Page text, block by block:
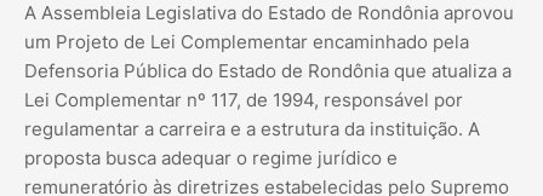
A Assembleia Legislativa do Estado de Rondônia aprovou
um Projeto de Lei Complementar encaminhado pela
Defensoria Pública do Estado de Rondônia que atualiza a
Lei Complementar nº 117, de 1994, responsável por
regulamentar a carreira e a estrutura da instituição. A
proposta busca adequar o regime jurídico e
remuneratório às diretrizes estabelecidas pelo Supremo